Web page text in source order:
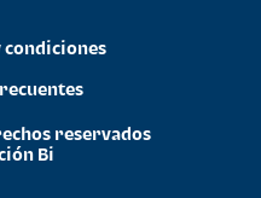
reservados
Bi